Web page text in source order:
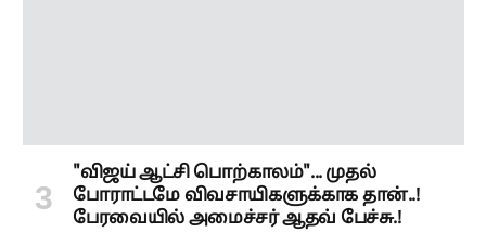
"விஜய் ஆட்சி பொற்காலம்"... முதல்
போராட்டமே விவசாயிகளுக்காக தான்..!
பேரவையில் அமைச்சர் ஆதவ் பேச்சு.!